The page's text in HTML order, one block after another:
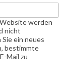
werden
nicht
ein neues
bestimmte
Mail zu